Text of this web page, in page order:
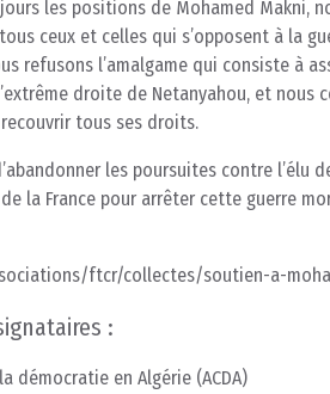
les positions de Mohamed Makni,
ceux et celles qui s’opposent à la
refusons l’amalgame qui consiste à
droite de Netanyahou, et nous
tous ses droits.
les poursuites contre l’élu
la France pour arrêter cette guerre
ftcr/collectes/soutien-a-
:
démocratie en Algérie (ACDA)